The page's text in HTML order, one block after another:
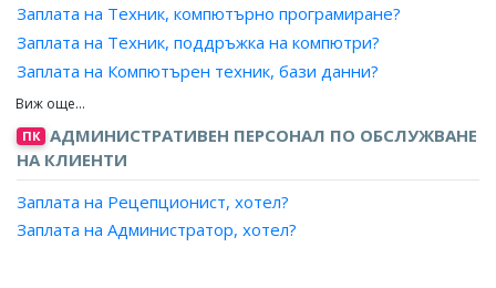
Заплата на Техник, компютърно програмиране?
Заплата на Техник, поддръжка на компютри?
Заплата на Компютърен техник, бази данни?
Заплата на Компютърен техник, анализи на компютърни
системи?
Заплата на Компютърен аналитик, поддръжка на
софтуер?
Заплата на Консултант, поддръжка на информационни
технологии?
ПК АДМИНИСТРАТИВЕН ПЕРСОНАЛ ПО ОБСЛУЖВАНЕ
НА КЛИЕНТИ
Заплата на Рецепционист, хотел?
Заплата на Администратор, хотел?